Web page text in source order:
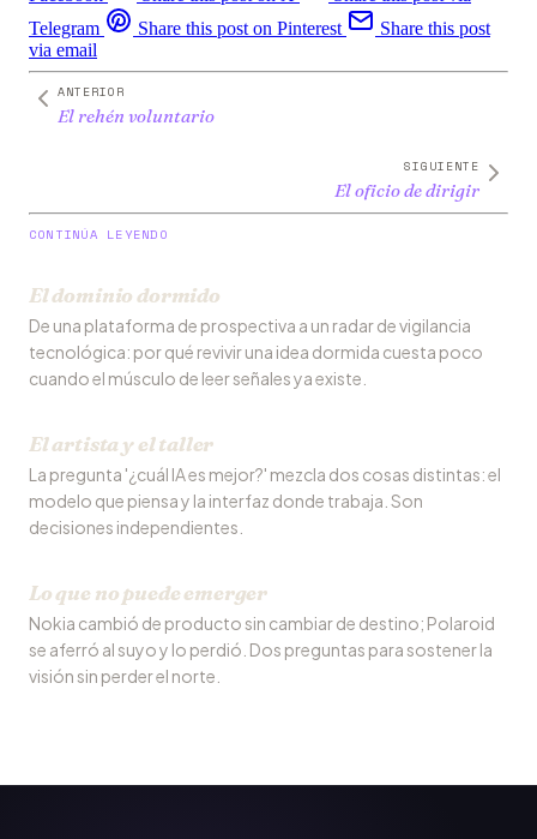
Telegram
Share this post on Pinterest
Share this post
via email
ANTERIOR
El rehén voluntario
SIGUIENTE
El oficio de dirigir
CONTINÚA LEYENDO
El dominio dormido
De una plataforma de prospectiva a un radar de vigilancia
tecnológica: por qué revivir una idea dormida cuesta poco
cuando el músculo de leer señales ya existe.
El artista y el taller
La pregunta '¿cuál IA es mejor?' mezcla dos cosas distintas: el
modelo que piensa y la interfaz donde trabaja. Son
decisiones independientes.
Lo que no puede emerger
Nokia cambió de producto sin cambiar de destino; Polaroid
se aferró al suyo y lo perdió. Dos preguntas para sostener la
visión sin perder el norte.